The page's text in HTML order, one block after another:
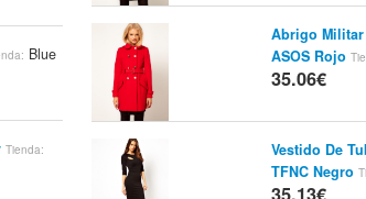
Blue
Tienda:
Abrigo Militar
ASOS Rojo
35.06€
Vestido De
TFNC Negro